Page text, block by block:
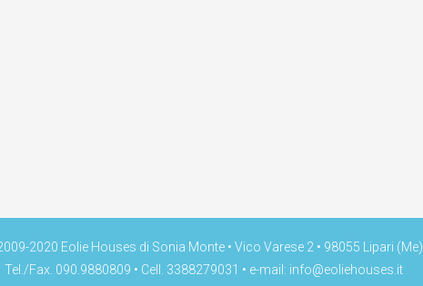
2020 Eolie Houses di Sonia Monte • Vico Varese 2 • 98055 Lipari (Me)
Tel./Fax. 090.9880809 • Cell. 3388279031 • e-mail: info@eoliehouses.it